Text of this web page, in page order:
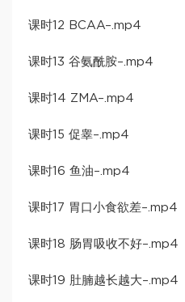
​课时12 BCAA​–.mp4
​课时13 谷氨酰胺​–.mp4
​课时14 ZMA​–.mp4
​课时15 促睾​–.mp4
​课时16 鱼油​–.mp4
​课时17 胃口小食欲差​–.mp4
​课时18 肠胃吸收不好​–.mp4
​课时19 肚腩越长越大​–.mp4